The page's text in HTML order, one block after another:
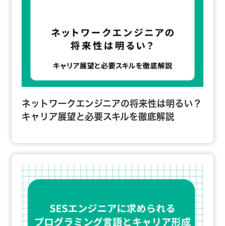
ネットワークエンジニアの将来性は明るい？
キャリア展望と必要スキルを徹底解説